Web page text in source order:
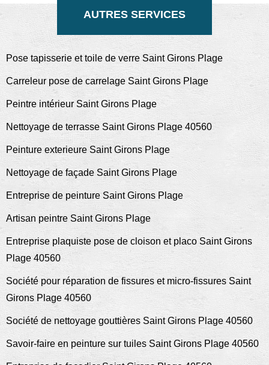
AUTRES SERVICES
Pose tapisserie et toile de verre Saint Girons Plage
Carreleur pose de carrelage Saint Girons Plage
Peintre intérieur Saint Girons Plage
Nettoyage de terrasse Saint Girons Plage 40560
Peinture exterieure Saint Girons Plage
Nettoyage de façade Saint Girons Plage
Entreprise de peinture Saint Girons Plage
Artisan peintre Saint Girons Plage
Entreprise plaquiste pose de cloison et placo Saint Girons
Plage 40560
Société pour réparation de fissures et micro-fissures Saint
Girons Plage 40560
Société de nettoyage gouttières Saint Girons Plage 40560
Savoir-faire en peinture sur tuiles Saint Girons Plage 40560